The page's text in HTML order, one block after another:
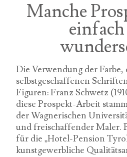
Manche
Die Verwendung der Farbe,
selbstgeschaffenen
Figuren: Franz Schwetz
diese Prospekt-Arbeit
der Wagnerischen
und freischaffender Maler.
für die „Hotel-Pension
kunstgewerbliche